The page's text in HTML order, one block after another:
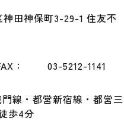
田神保町3-29-1 住友不
： 03-5212-1141
線・都営新宿線・都営三
歩4分